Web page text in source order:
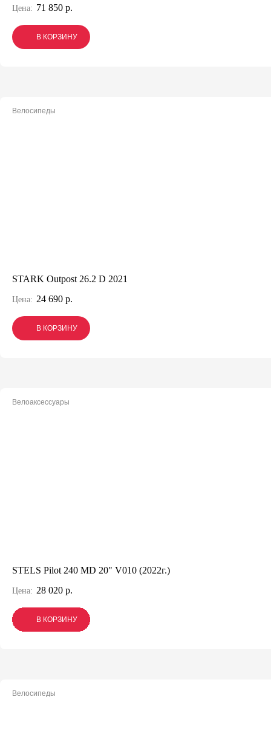
Цена: 71 850 р.
В КОРЗИНУ
В КОРЗИНУ
В КОРЗИНУ
Велосипеды
STARK Outpost 26.2 D 2021
Цена: 24 690 р.
В КОРЗИНУ
В КОРЗИНУ
В КОРЗИНУ
Велоаксессуары
STELS Pilot 240 MD 20" V010 (2022г.)
Цена: 28 020 р.
В КОРЗИНУ
В КОРЗИНУ
В КОРЗИНУ
Велосипеды